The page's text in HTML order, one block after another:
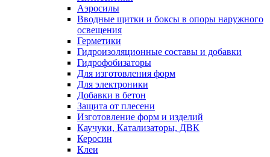
Аэросилы
Вводные щитки и боксы в опоры наружного
освещения
Герметики
Гидроизоляционные составы и добавки
Гидрофобизаторы
Для изготовления форм
Для электроники
Добавки в бетон
Защита от плесени
Изготовление форм и изделий
Каучуки, Катализаторы, ДВК
Керосин
Клеи